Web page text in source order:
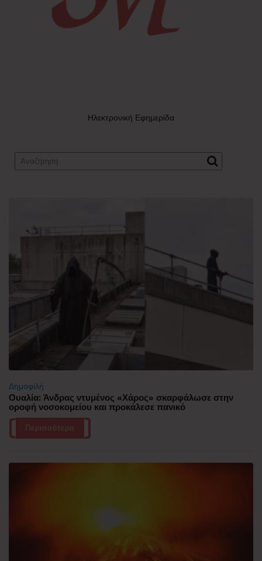
Ηλεκτρονική Εφημερίδα
Δημοφιλή
Ουαλία: Άνδρας ντυμένος «Χάρος» σκαρφάλωσε στην
οροφή νοσοκομείου και προκάλεσε πανικό
Περισσότερα